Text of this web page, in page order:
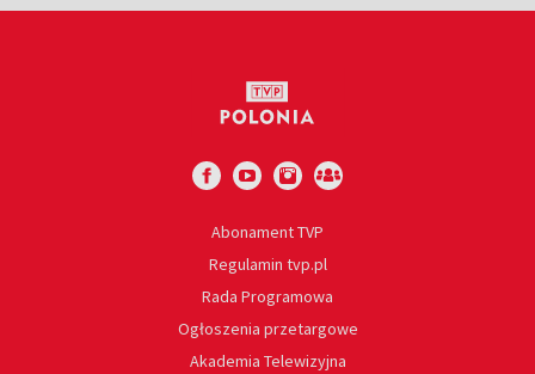
Abonament TVP
Regulamin tvp.pl
Rada Programowa
Ogłoszenia przetargowe
Akademia Telewizyjna